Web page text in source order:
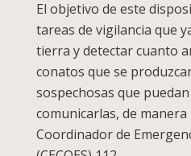
El objetivo de este
tareas de vigilancia que
tierra y detectar cuanto
conatos que se
sospechosas que
comunicarlas, de
Coordinador de